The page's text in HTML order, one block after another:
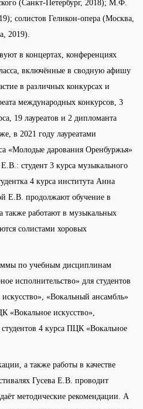
(Санкт-Петербург, 2018); М.Ф.
солистов Геликон-опера (Москва,
2019).
в концертах, конференциях
включённые в сводную афишу
в различных конкурсах и
международных конкурсов, 3
19 лауреатов и 2 дипломанта
в 2021 году лауреатами
«Молодые дарования Оренбуржья»
Е.В.: студент 3 курса музыкального
4 курса института Анна
Е.В. продолжают обучение в
работают в музыкальных
солистами хоровых
по учебным дисциплинам
исполнительство» для студентов
«Вокальный ансамбль»
«Вокальное искусство»,
4 курса ПЦК «Вокальное
а также работы в качестве
Гусева Е.В. проводит
методические рекомендации. А